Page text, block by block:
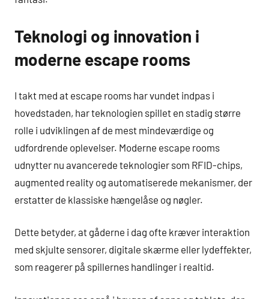
Teknologi og innovation i
moderne escape rooms
I takt med at escape rooms har vundet indpas i
hovedstaden, har teknologien spillet en stadig større
rolle i udviklingen af de mest mindeværdige og
udfordrende oplevelser. Moderne escape rooms
udnytter nu avancerede teknologier som RFID-chips,
augmented reality og automatiserede mekanismer, der
erstatter de klassiske hængelåse og nøgler.
Dette betyder, at gåderne i dag ofte kræver interaktion
med skjulte sensorer, digitale skærme eller lydeffekter,
som reagerer på spillernes handlinger i realtid.